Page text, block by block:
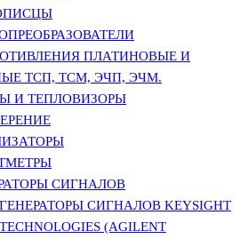
ПЛАТИНОВЫЕ И
ТСП, ТСМ, ЭЧП, ЭЧМ.
И ТЕПЛОВИЗОРЫ
СИГНАЛОВ
ГЕНЕРАТОРЫ СИГНАЛОВ KEYSIGHT
TECHNOLOGIES (AGILENT